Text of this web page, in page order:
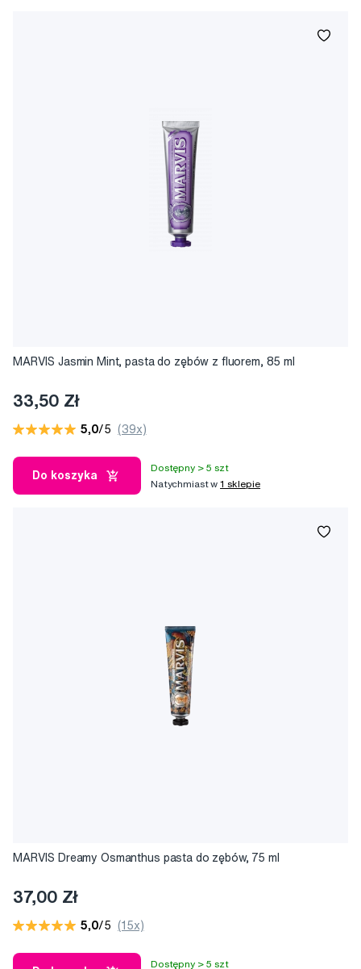
MARVIS Jasmin Mint, pasta do zębów z fluorem, 85 ml
33,50 Zł
5,0/5 (39x)
Do koszyka
Dostępny > 5 szt
Natychmiast w1 sklepie
MARVIS Dreamy Osmanthus pasta do zębów, 75 ml
37,00 Zł
5,0/5 (15x)
Dostępny > 5 szt